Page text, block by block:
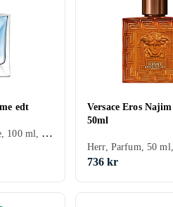
edt
Herr, Eau de toilette, 100 ml, Pour Homme, Mysk, Cederträ, Tonkabönor, Apelsin, Neroli, Mynta, Äpple, Viol, Citron/Citrus, Ros, Bergamott, Hyacint, Salvia, Trä, Pelargonia, Pomerans, Mossa, Läder, Jasmin, Vanilj, Ambra, Geranium
Versace Eros
50ml
736 kr